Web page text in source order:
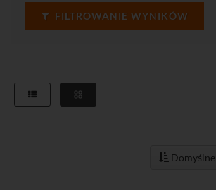
FILTROWANIE WYNIKÓW
Domyślne